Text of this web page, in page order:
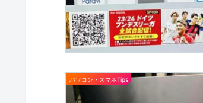
パソコン・スマホTips